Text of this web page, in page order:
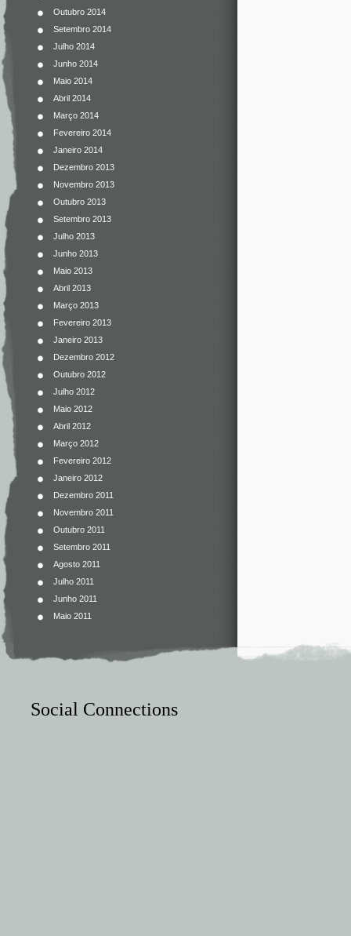
Outubro 2014
Setembro 2014
Julho 2014
Junho 2014
Maio 2014
Abril 2014
Março 2014
Fevereiro 2014
Janeiro 2014
Dezembro 2013
Novembro 2013
Outubro 2013
Setembro 2013
Julho 2013
Junho 2013
Maio 2013
Abril 2013
Março 2013
Fevereiro 2013
Janeiro 2013
Dezembro 2012
Outubro 2012
Julho 2012
Maio 2012
Abril 2012
Março 2012
Fevereiro 2012
Janeiro 2012
Dezembro 2011
Novembro 2011
Outubro 2011
Setembro 2011
Agosto 2011
Julho 2011
Junho 2011
Maio 2011
Social Connections